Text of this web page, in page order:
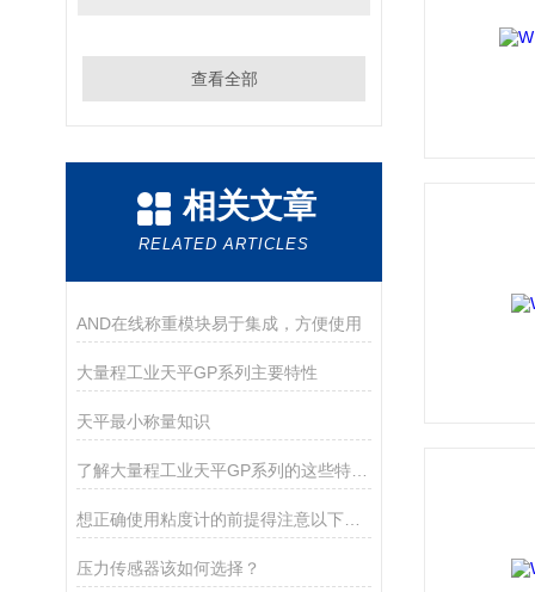
查看全部
相关文章
RELATED ARTICLES
AND在线称重模块易于集成，方便使用
大量程工业天平GP系列主要特性
天平最小称量知识
了解大量程工业天平GP系列的这些特点很有必要
想正确使用粘度计的前提得注意以下几点
压力传感器该如何选择？